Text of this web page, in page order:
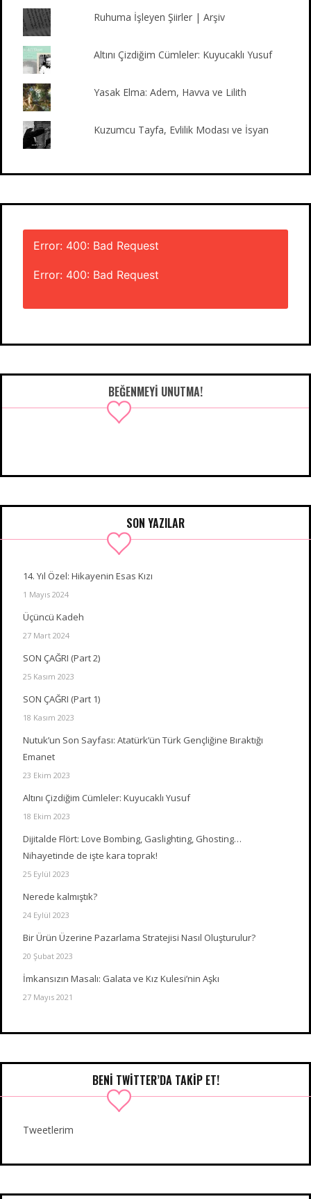
Ruhuma İşleyen Şiirler | Arşiv
Altını Çizdiğim Cümleler: Kuyucaklı Yusuf
Yasak Elma: Adem, Havva ve Lilith
Kuzumcu Tayfa, Evlilik Modası ve İsyan
Error: 400: Bad Request
Error: 400: Bad Request
BEĞENMEYI UNUTMA!
SON YAZILAR
14. Yıl Özel: Hikayenin Esas Kızı
1 Mayıs 2024
Üçüncü Kadeh
27 Mart 2024
SON ÇAĞRI (Part 2)
25 Kasım 2023
SON ÇAĞRI (Part 1)
18 Kasım 2023
Nutuk’un Son Sayfası: Atatürk’ün Türk Gençliğine Bıraktığı
Emanet
23 Ekim 2023
Altını Çizdiğim Cümleler: Kuyucaklı Yusuf
18 Ekim 2023
Dijitalde Flört: Love Bombing, Gaslighting, Ghosting…
Nihayetinde de işte kara toprak!
25 Eylül 2023
Nerede kalmıştık?
24 Eylül 2023
Bir Ürün Üzerine Pazarlama Stratejisi Nasıl Oluşturulur?
20 Şubat 2023
İmkansızın Masalı: Galata ve Kız Kulesi’nin Aşkı
27 Mayıs 2021
BENI TWITTER’DA TAKIP ET!
Tweetlerim